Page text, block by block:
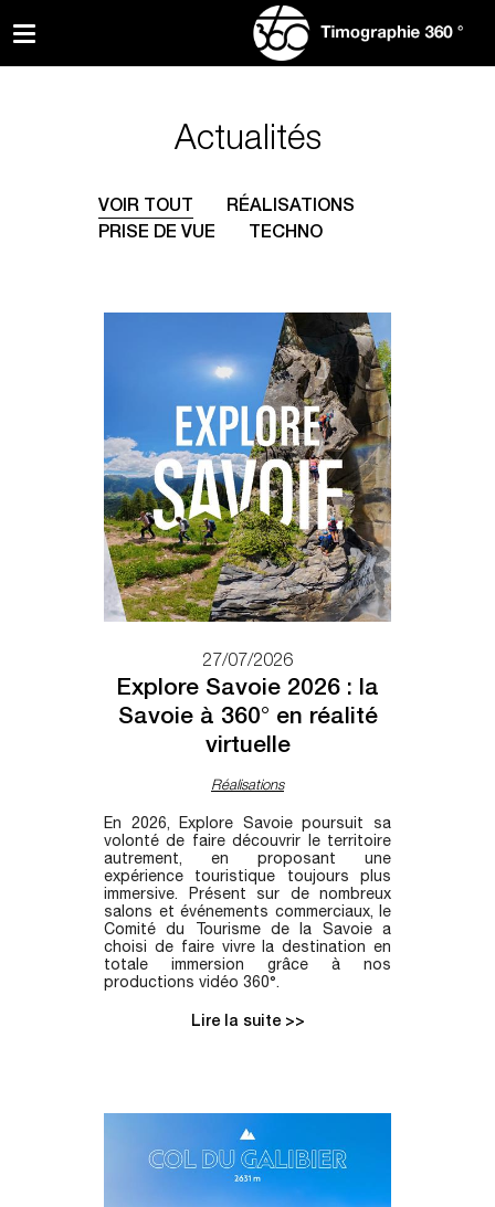
Actualités
VOIR TOUT
RÉALISATIONS
PRISE DE VUE
TECHNO
27/07/2026
Explore Savoie 2026 : la
Savoie à 360° en réalité
virtuelle
Réalisations
En 2026, Explore Savoie poursuit sa
volonté de faire découvrir le territoire
autrement, en proposant une
expérience touristique toujours plus
immersive. Présent sur de nombreux
salons et événements commerciaux, le
Comité du Tourisme de la Savoie a
choisi de faire vivre la destination en
totale immersion grâce à nos
productions vidéo 360°.
Lire la suite >>